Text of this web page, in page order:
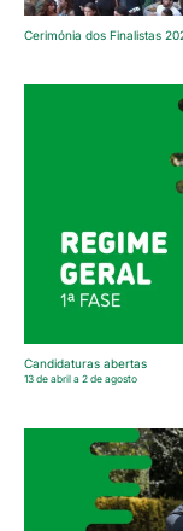
Cerimónia dos Finalistas
Candidaturas abertas
13 de abril a 2 de agosto